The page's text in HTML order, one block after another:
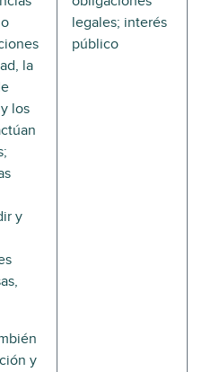
la
los
y
y
legales; interés
público